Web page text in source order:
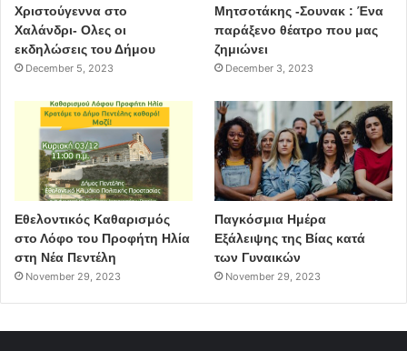
Χριστούγεννα στο
Χαλάνδρι- Ολες οι
εκδηλώσεις του Δήμου
December 5, 2023
Μητσοτάκης -Σουνακ : Ένα
παράξενο θέατρο που μας
ζημιώνει
December 3, 2023
Εθελοντικός Καθαρισμός
στο Λόφο του Προφήτη Ηλία
στη Νέα Πεντέλη
November 29, 2023
Παγκόσμια Ημέρα
Εξάλειψης της Βίας κατά
των Γυναικών
November 29, 2023